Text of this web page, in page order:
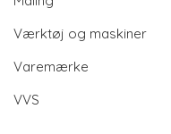
Værktøj og maskiner
Varemærke
VVS